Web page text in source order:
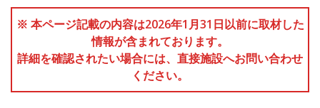
※ 本ページ記載の内容は2026年1月31日以前に取材した
情報が含まれております。
詳細を確認されたい場合には、直接施設へお問い合わせ
ください。